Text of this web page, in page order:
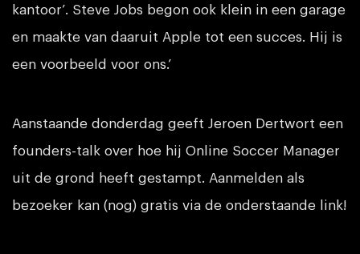
kantoor’. Steve Jobs begon ook klein in een garage
en maakte van daaruit Apple tot een succes. Hij is
een voorbeeld voor ons.’
Aanstaande donderdag geeft Jeroen Dertwort een
founders-talk over hoe hij Online Soccer Manager
uit de grond heeft gestampt. Aanmelden als
bezoeker kan (nog) gratis via de onderstaande link!